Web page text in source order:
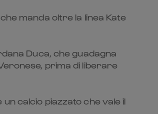
manda oltre la linea Kate
Duca, che guadagna
prima di liberare
calcio piazzato che vale il